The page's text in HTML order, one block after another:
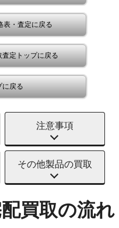
表・査定に戻る
定トップに戻る
に戻る
注意事項
その他製品の買取
買取の流れ